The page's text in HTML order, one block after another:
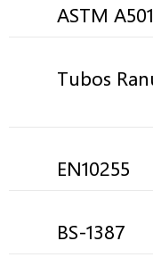
ASTM
Tubos
EN10255
BS-1387